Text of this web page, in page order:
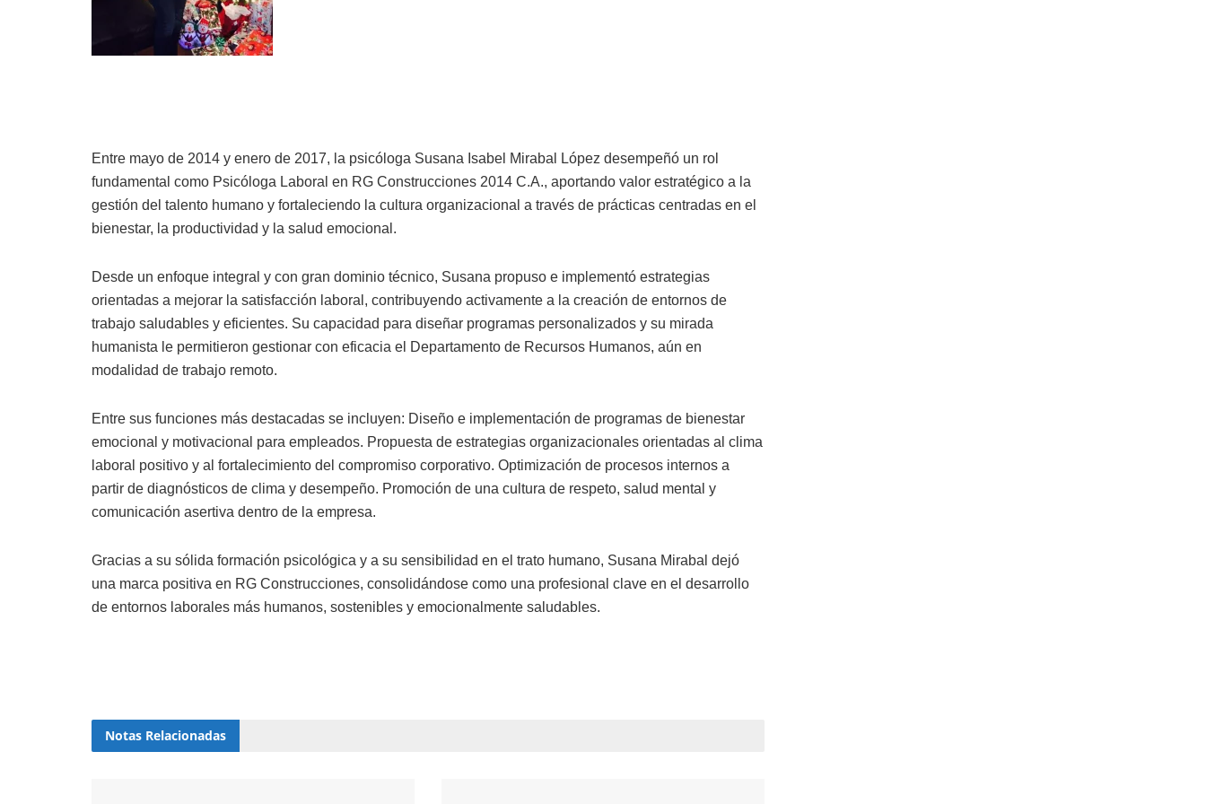
Entre mayo de 2014 y enero de 2017, la psicóloga Susana Isabel Mirabal López desempeñó un rol
fundamental como Psicóloga Laboral en RG Construcciones 2014 C.A., aportando valor estratégico a la
gestión del talento humano y fortaleciendo la cultura organizacional a través de prácticas centradas en el
bienestar, la productividad y la salud emocional.
Desde un enfoque integral y con gran dominio técnico, Susana propuso e implementó estrategias
orientadas a mejorar la satisfacción laboral, contribuyendo activamente a la creación de entornos de
trabajo saludables y eficientes. Su capacidad para diseñar programas personalizados y su mirada
humanista le permitieron gestionar con eficacia el Departamento de Recursos Humanos, aún en
modalidad de trabajo remoto.
Entre sus funciones más destacadas se incluyen: Diseño e implementación de programas de bienestar
emocional y motivacional para empleados. Propuesta de estrategias organizacionales orientadas al clima
laboral positivo y al fortalecimiento del compromiso corporativo. Optimización de procesos internos a
partir de diagnósticos de clima y desempeño. Promoción de una cultura de respeto, salud mental y
comunicación asertiva dentro de la empresa.
Gracias a su sólida formación psicológica y a su sensibilidad en el trato humano, Susana Mirabal dejó
una marca positiva en RG Construcciones, consolidándose como una profesional clave en el desarrollo
de entornos laborales más humanos, sostenibles y emocionalmente saludables.
Notas Relacionadas